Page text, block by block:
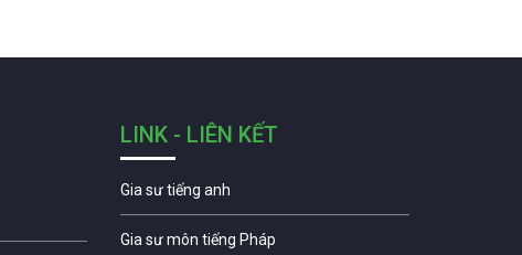
LINK - LIÊN KẾT
Gia sư tiếng anh
Gia sư môn tiếng Pháp